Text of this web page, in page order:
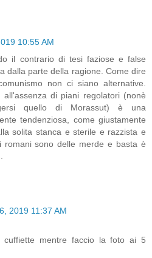
10:55 AM
il contrario di tesi faziose e false
dalla parte della ragione. Come dire
non ci siano alternative.
di piani regolatori (nonè
quello di Morassut) è una
tendenziosa, come giustamente
solita stanca e sterile e razzista e
romani sono delle merde e basta è
2019 11:37 AM
cuffiette mentre faccio la foto ai 5